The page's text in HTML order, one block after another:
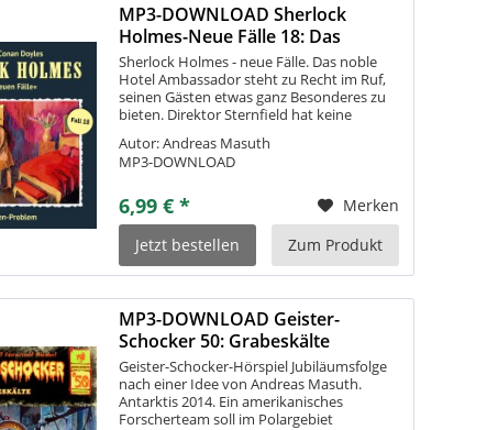
MP3-DOWNLOAD Sherlock
Holmes-Neue Fälle 18: Das
Ratten-Problem
Sherlock Holmes - neue Fälle. Das noble
Hotel Ambassador steht zu Recht im Ruf,
seinen Gästen etwas ganz Besonderes zu
bieten. Direktor Sternfield hat keine
Prachtbau auf der Queen Victoria Street...
Autor: Andreas Masuth
MP3-DOWNLOAD
6,99 € *
Merken
Jetzt bestellen
Zum Produkt
MP3-DOWNLOAD Geister-
Schocker 50: Grabeskälte
Geister-Schocker-Hörspiel Jubiläumsfolge
nach einer Idee von Andreas Masuth.
Antarktis 2014. Ein amerikanisches
Forscherteam soll im Polargebiet